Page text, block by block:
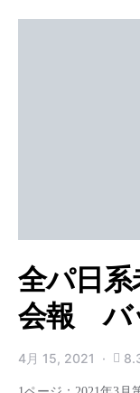
全パ日
会報 バ
4月 15, 2021